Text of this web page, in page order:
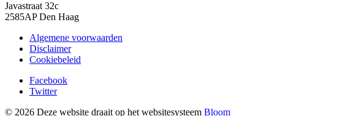
Javastraat 32c
2585AP Den Haag
Algemene voorwaarden
Disclaimer
Cookiebeleid
Facebook
Twitter
© 2026 Deze website draait op het websitesysteem Bloom